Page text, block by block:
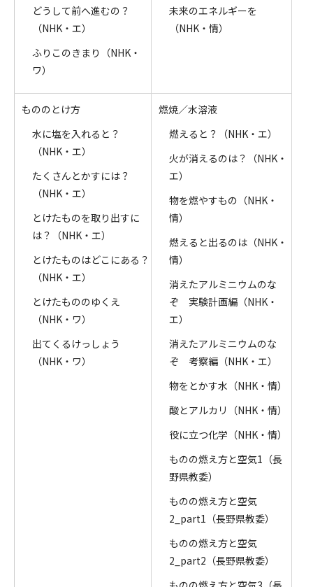
どうして前へ進むの？
（NHK・エ）
ふりこのきまり（NHK・
ワ）
未来のエネルギーを
（NHK・情）
もののとけ方
水に塩を入れると？
（NHK・エ）
たくさんとかすには？
（NHK・エ）
とけたものを取り出すに
は？（NHK・エ）
とけたものはどこにある？
（NHK・エ）
とけたもののゆくえ
（NHK・ワ）
出てくるけっしょう
（NHK・ワ）
燃焼／水溶液
燃えると？（NHK・エ）
火が消えるのは？（NHK・
エ）
物を燃やすもの（NHK・
情）
燃えると出るのは（NHK・
情）
消えたアルミニウムのな
ぞ 実験計画編（NHK・
エ）
消えたアルミニウムのな
ぞ 考察編（NHK・エ）
物をとかす水（NHK・情）
酸とアルカリ（NHK・情）
役に立つ化学（NHK・情）
ものの燃え方と空気1（長
野県教委）
ものの燃え方と空気
2_part1（長野県教委）
ものの燃え方と空気
2_part2（長野県教委）